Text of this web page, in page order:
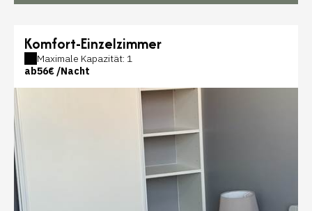
Komfort-Einzelzimmer
Maximale Kapazität: 1
ab56€ /Nacht